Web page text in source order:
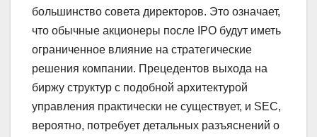
большинство совета директоров. Это означает,
что обычные акционеры после IPO будут иметь
ограниченное влияние на стратегические
решения компании. Прецедентов выхода на
биржу структур с подобной архитектурой
управления практически не существует, и SEC,
вероятно, потребует детальных разъяснений о